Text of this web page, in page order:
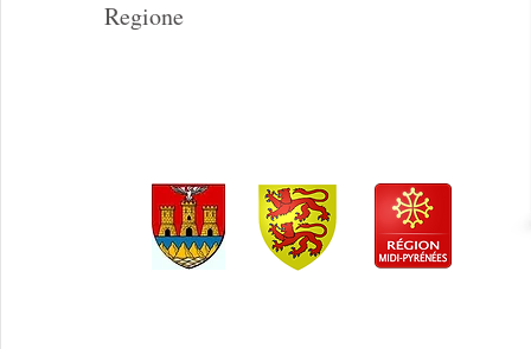
Regione